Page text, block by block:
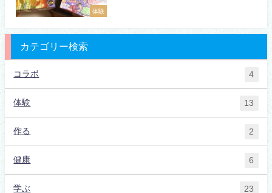
体験
カテゴリー検索
コラボ 4
体験 13
作る 2
健康 6
学ぶ 23